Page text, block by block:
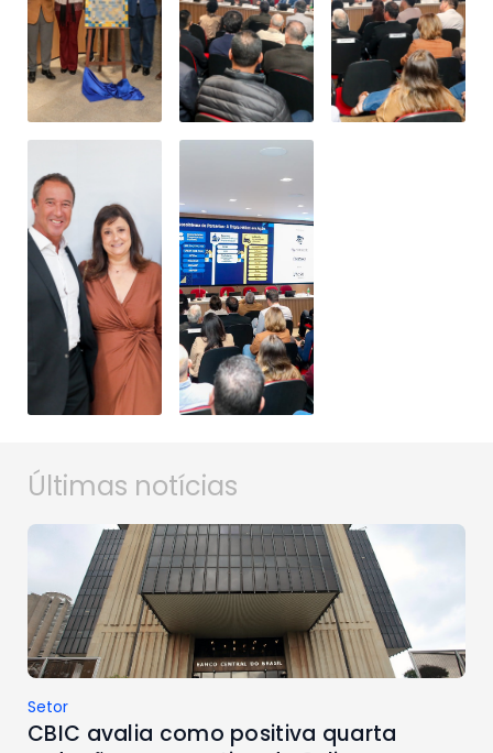
Últimas notícias
Setor
CBIC avalia como positiva quarta